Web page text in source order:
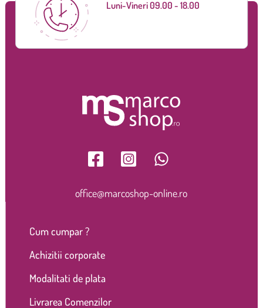
Luni-Vineri 09.00 - 18.00
office@marcoshop-online.ro
Cum cumpar ?
Achizitii corporate
Modalitati de plata
Livrarea Comenzilor